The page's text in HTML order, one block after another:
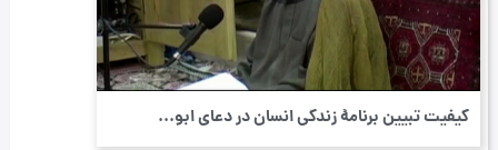
کیفیت تبیین برنامۀ زندگی انسان در دعای ابو...